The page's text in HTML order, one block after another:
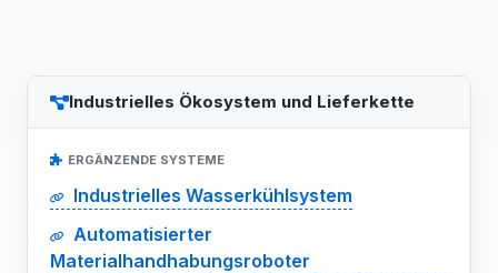
Industrielles Ökosystem und Lieferkette
ERGÄNZENDE SYSTEME
Industrielles Wasserkühlsystem
Automatisierter
Materialhandhabungsroboter